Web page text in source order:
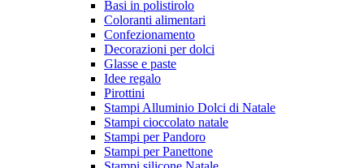
Basi in polistirolo
Coloranti alimentari
Confezionamento
Decorazioni per dolci
Glasse e paste
Idee regalo
Pirottini
Stampi Alluminio Dolci di Natale
Stampi cioccolato natale
Stampi per Pandoro
Stampi per Panettone